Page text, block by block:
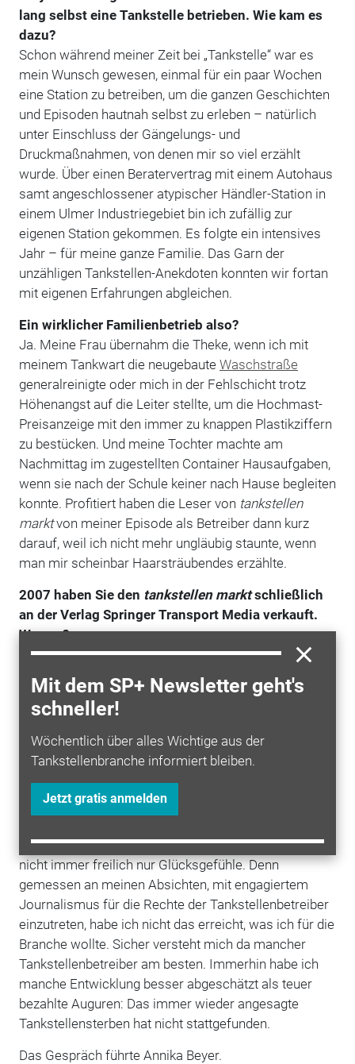
Mit dem SP+ Newsletter geht's
schneller!
Wöchentlich über alles Wichtige aus der
Tankstellenbranche informiert bleiben.
Jetzt gratis anmelden
lang selbst eine Tankstelle betrieben. Wie kam es
dazu?
Schon während meiner Zeit bei „Tankstelle“ war es
mein Wunsch gewesen, einmal für ein paar Wochen
eine Station zu betreiben, um die ganzen Geschichten
und Episoden hautnah selbst zu erleben – natürlich
unter Einschluss der Gängelungs- und
Druckmaßnahmen, von denen mir so viel erzählt
wurde. Über einen Beratervertrag mit einem Autohaus
samt angeschlossener atypischer Händler-Station in
einem Ulmer Industriegebiet bin ich zufällig zur
eigenen Station gekommen. Es folgte ein intensives
Jahr – für meine ganze Familie. Das Garn der
unzähligen Tankstellen-Anekdoten konnten wir fortan
mit eigenen Erfahrungen abgleichen.
Ein wirklicher Familienbetrieb also?
Ja. Meine Frau übernahm die Theke, wenn ich mit
meinem Tankwart die neugebaute Waschstraße
generalreinigte oder mich in der Fehlschicht trotz
Höhenangst auf die Leiter stellte, um die Hochmast-
Preisanzeige mit den immer zu knappen Plastikziffern
zu bestücken. Und meine Tochter machte am
Nachmittag im zugestellten Container Hausaufgaben,
wenn sie nach der Schule keiner nach Hause begleiten
konnte. Profitiert haben die Leser von tankstellen
marktvon meiner Episode als Betreiber dann kurz
darauf, weil ich nicht mehr ungläubig staunte, wenn
man mir scheinbar Haarsträubendes erzählte.
2007 haben Sie den tankstellen marktschließlich
an der Verlag Springer Transport Media verkauft.
Warum?
Ich hatte nie ernsthaft einen Verkauf erwogen, bis mir
nach einem Infarkt im Auge die Arbeit am Bildschirm
zunehmend Mühe machte. Das Angebot von Springer
kam da zur rechten Zeit und damals von den rechten
Leuten.
Was hat Ihnen eigentlich mehr Spaß gemacht:
Tankstellenbetreiber oder Chefredakteur?
Mein Beruf ist der Journalismus. Dass ich in die
Fügung, der ich immer noch viel abgewinnen kann –
nicht immer freilich nur Glücksgefühle. Denn
gemessen an meinen Absichten, mit engagiertem
Journalismus für die Rechte der Tankstellenbetreiber
einzutreten, habe ich nicht das erreicht, was ich für die
Branche wollte. Sicher versteht mich da mancher
Tank­stellenbetreiber am besten. Immerhin habe ich
manche Entwicklung besser abgeschätzt als teuer
bezahlte Auguren: Das immer wieder angesagte
Tankstellensterben hat nicht stattgefunden.
Das Gespräch führte Annika Beyer.